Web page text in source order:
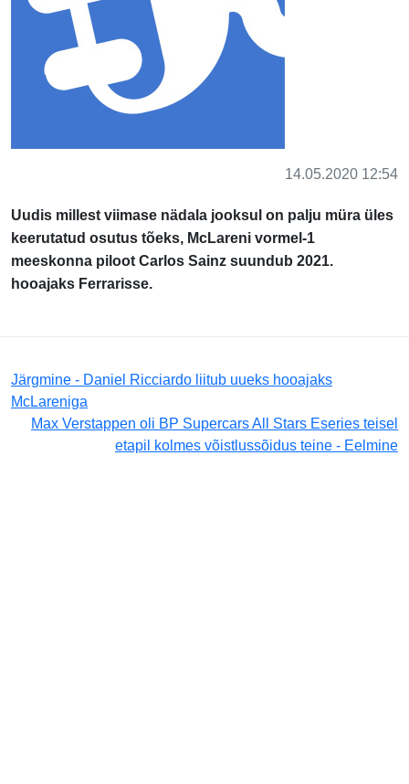
14.05.2020 12:54
Uudis millest viimase nädala jooksul on palju müra üles
keerutatud osutus tõeks, McLareni vormel-1
meeskonna piloot Carlos Sainz suundub 2021.
hooajaks Ferrarisse.
Järgmine - Daniel Ricciardo liitub uueks hooajaks
McLareniga
Max Verstappen oli BP Supercars All Stars Eseries teisel
etapil kolmes võistlussõidus teine - Eelmine